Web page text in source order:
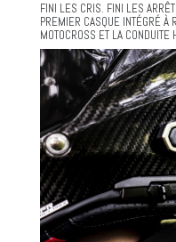
FINI LES CRIS. FINI LES
PREMIER CASQUE INTÉGRÉ
MOTOCROSS ET LA CONDUITE